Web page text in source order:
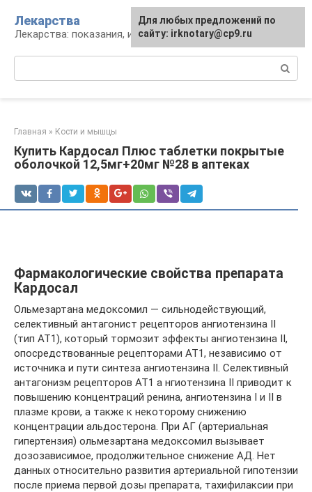
контенту
Лекарства
Лекарства: показания, инструкция, аналоги
Главная » Кости и мышцы
Купить Кардосал Плюс таблетки покрытые
оболочкой 12,5мг+20мг №28 в аптеках
Фармакологические свойства препарата
Кардосал
Ольмезартана медоксомил — сильнодействующий,
селективный антагонист рецепторов ангиотензина II
(тип АТ1), который тормозит эффекты ангиотензина II,
опосредствованные рецепторами АТ1, независимо от
источника и пути синтеза ангиотензина II. Селективный
антагонизм рецепторов АТ1 а нгиотензина II приводит к
повышению концентраций ренина, ангиотензина I и II в
плазме крови, а также к некоторому снижению
концентрации альдостерона. При АГ (артериальная
гипертензия) ольмезартана медоксомил вызывает
дозозависимое, продолжительное снижение АД. Нет
данных относительно развития артериальной гипотензии
после приема первой дозы препарата, тахифилаксии при
Для любых предложений по
сайту: irknotary@cp9.ru